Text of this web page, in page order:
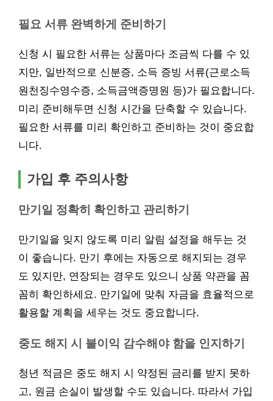
필요 서류 완벽하게 준비하기
신청 시 필요한 서류는 상품마다 조금씩 다를 수 있
지만, 일반적으로 신분증, 소득 증빙 서류(근로소득
원천징수영수증, 소득금액증명원 등)가 필요합니다.
미리 준비해두면 신청 시간을 단축할 수 있습니다.
필요한 서류를 미리 확인하고 준비하는 것이 중요합
니다.
가입 후 주의사항
만기일 정확히 확인하고 관리하기
만기일을 잊지 않도록 미리 알림 설정을 해두는 것
이 좋습니다. 만기 후에는 자동으로 해지되는 경우
도 있지만, 연장되는 경우도 있으니 상품 약관을 꼼
꼼히 확인하세요. 만기일에 맞춰 자금을 효율적으로
활용할 계획을 세우는 것도 중요합니다.
중도 해지 시 불이익 감수해야 함을 인지하기
청년 적금은 중도 해지 시 약정된 금리를 받지 못하
고, 원금 손실이 발생할 수도 있습니다. 따라서 가입